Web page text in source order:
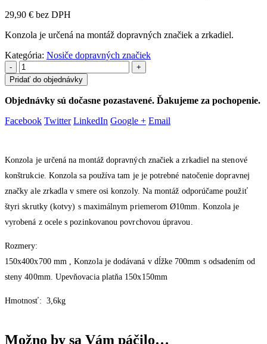
29,90 € bez DPH
Konzola je určená na montáž dopravných značiek a zrkadiel.
Kategória: Nosiče dopravných značiek
-
+
Pridať do objednávky
Objednávky sú dočasne pozastavené. Ďakujeme za pochopenie.
Facebook Twitter LinkedIn Google + Email
Konzola je určená na montáž dopravných značiek a zrkadiel na stenové
konštrukcie. Konzola sa používa tam je je potrebné natočenie dopravnej
značky ale zrkadla v smere osi konzoly. Na montáž odporúčame použiť
štyri skrutky (kotvy) s maximálnym priemerom Ø10mm. Konzola je
vyrobená z ocele s pozinkovanou povrchovou úpravou.
Rozmery:
150x400x700 mm , Konzola je dodávaná v dĺžke 700mm s odsadením od
steny 400mm. Upevňovacia platňa 150x150mm
Hmotnosť: 3,6kg
Možno by sa Vám páčilo…